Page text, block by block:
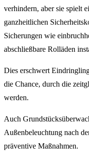
verhindern, aber sie spielt
ganzheitlichen
Sicherungen wie
abschließbare Rolläden
Dies erschwert
die Chance, durch die
werden.
Auch
Außenbeleuchtung nach
präventive Maßnahmen.